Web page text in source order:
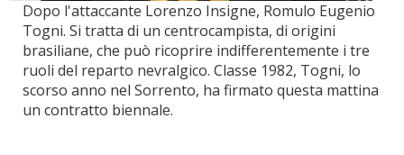
Dopo l'attaccante Lorenzo Insigne, Romulo Eugenio
Togni. Si tratta di un centrocampista, di origini
brasiliane, che può ricoprire indifferentemente i tre
ruoli del reparto nevralgico. Classe 1982, Togni, lo
scorso anno nel Sorrento, ha firmato questa mattina
un contratto biennale.